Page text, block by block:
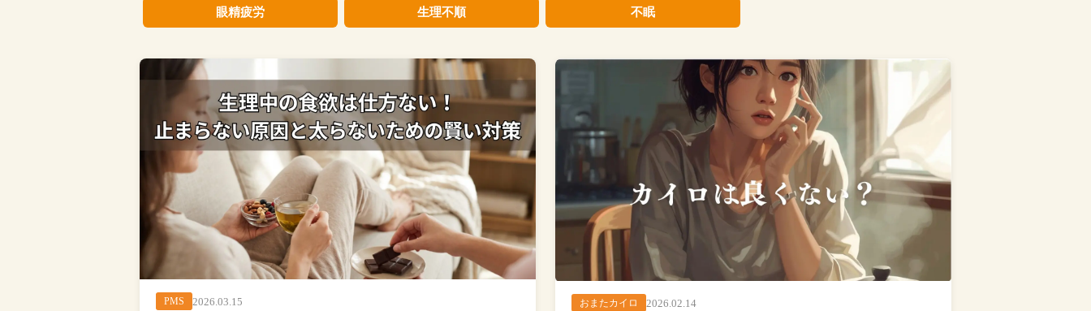
眼精疲労 生理不順 不眠
PMS 2026.03.15 おまたカイロ 2026.02.14